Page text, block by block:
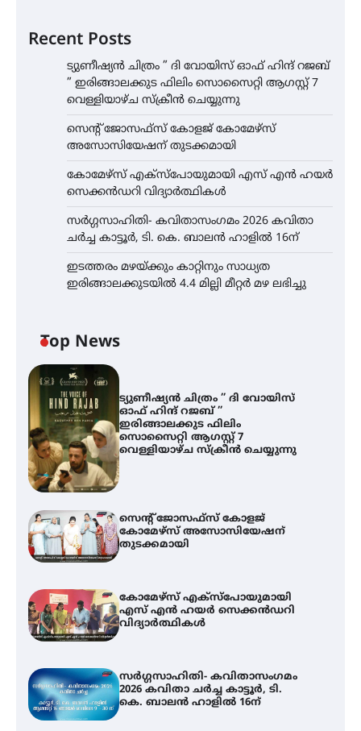
Recent Posts
ട്യുണീഷ്യൻ ചിത്രം ” ദി വോയിസ് ഓഫ് ഹിന്ദ് റജബ്
” ഇരിങ്ങാലക്കുട ഫിലിം സൊസൈറ്റി ആഗസ്റ്റ് 7
വെള്ളിയാഴ്ച സ്‌ക്രീൻ ചെയ്യുന്നു
സെന്റ് ജോസഫ്സ് കോളജ് കോമേഴ്‌സ്
അസോസിയേഷന് തുടക്കമായി
കോമേഴ്സ് എക്സ്പോയുമായി എസ് എൻ ഹയർ
സെക്കൻഡറി വിദ്യാർത്ഥികൾ
സർഗ്ഗസാഹിതി- കവിതാസംഗമം 2026 കവിതാ
ചർച്ച കാട്ടൂർ, ടി. കെ. ബാലൻ ഹാളിൽ 16ന്
ഇടത്തരം മഴയ്ക്കും കാറ്റിനും സാധ്യത
ഇരിങ്ങാലക്കുടയിൽ 4.4 മില്ലി മീറ്റർ മഴ ലഭിച്ചു
Top News
ട്യുണീഷ്യൻ ചിത്രം ” ദി വോയിസ്
ഓഫ് ഹിന്ദ് റജബ് ”
ഇരിങ്ങാലക്കുട ഫിലിം
സൊസൈറ്റി ആഗസ്റ്റ് 7
വെള്ളിയാഴ്ച സ്‌ക്രീൻ ചെയ്യുന്നു
സെന്റ് ജോസഫ്സ് കോളജ്
കോമേഴ്‌സ് അസോസിയേഷന്
തുടക്കമായി
കോമേഴ്സ് എക്സ്പോയുമായി
എസ് എൻ ഹയർ സെക്കൻഡറി
വിദ്യാർത്ഥികൾ
സർഗ്ഗസാഹിതി- കവിതാസംഗമം
2026 കവിതാ ചർച്ച കാട്ടൂർ, ടി.
കെ. ബാലൻ ഹാളിൽ 16ന്